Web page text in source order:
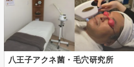
八王子アクネ菌・毛穴研究所